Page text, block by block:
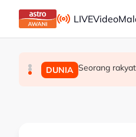
Skip to main content
LIVEVideo
MALAYSIA PDRM
MALAYSIA Isu
DUNIA Seorang